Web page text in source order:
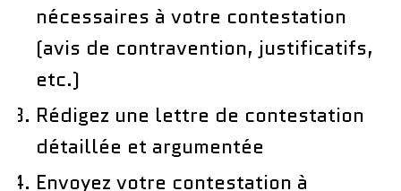
nécessaires à votre contestation
(avis de contravention, justificatifs,
etc.)
Rédigez une lettre de contestation
détaillée et argumentée
Envoyez votre contestation à